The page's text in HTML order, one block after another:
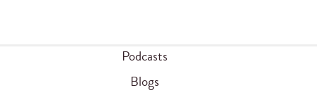
Podcasts
Blogs